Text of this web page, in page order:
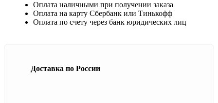
Оплата наличными при получении заказа
Оплата на карту Сбербанк или Тинькофф
Оплата по счету через банк юридических лиц
Доставка по России